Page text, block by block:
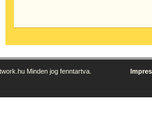
Minden jog fenntartva.